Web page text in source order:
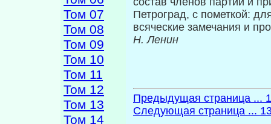
Том 07
Том 08
Том 09
Том 10
Том 11
Том 12
Том 13
Том 14
Петроград, с пометкой:
всяческие замечания и
Н. Ленин
Предыдущая страница ...
Следующая страница ...